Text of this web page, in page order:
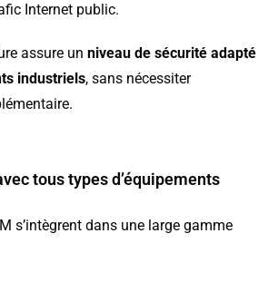
Internet public.
assure un niveau de sécurité adapté
industriels, sans nécessiter
tous types d’équipements
s’intègrent dans une large gamme